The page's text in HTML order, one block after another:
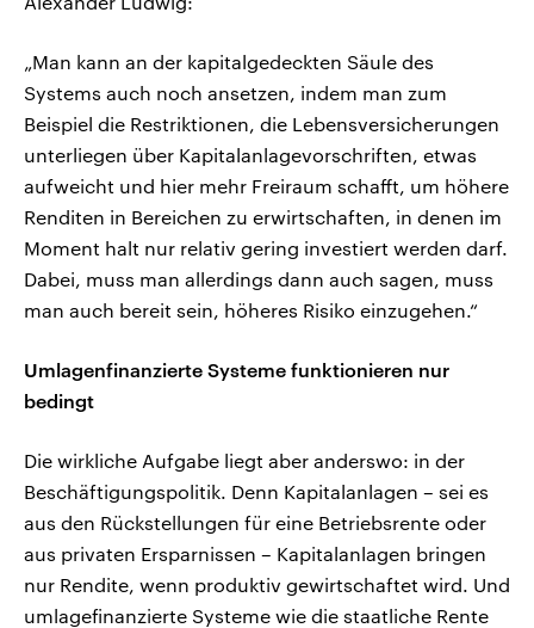
„Man kann an der kapitalgedeckten Säule des
Systems auch noch ansetzen, indem man zum
Beispiel die Restriktionen, die Lebensversicherungen
unterliegen über Kapitalanlagevorschriften, etwas
aufweicht und hier mehr Freiraum schafft, um höhere
Renditen in Bereichen zu erwirtschaften, in denen im
Moment halt nur relativ gering investiert werden darf.
Dabei, muss man allerdings dann auch sagen, muss
man auch bereit sein, höheres Risiko einzugehen.“
Umlagenfinanzierte Systeme funktionieren nur
bedingt
Die wirkliche Aufgabe liegt aber anderswo: in der
Beschäftigungspolitik. Denn Kapitalanlagen – sei es
aus den Rückstellungen für eine Betriebsrente oder
aus privaten Ersparnissen – Kapitalanlagen bringen
nur Rendite, wenn produktiv gewirtschaftet wird. Und
umlagefinanzierte Systeme wie die staatliche Rente